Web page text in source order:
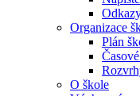
Organizace
Plán
O škole